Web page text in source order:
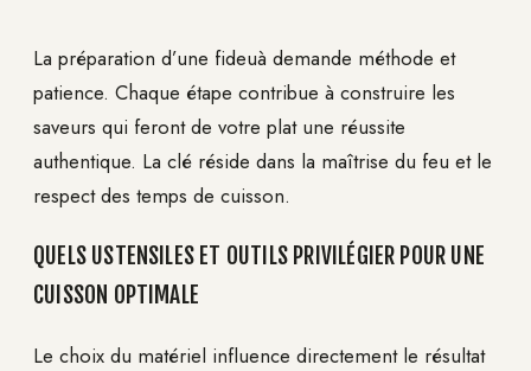
La préparation d’une fideuà demande méthode et
patience. Chaque étape contribue à construire les
saveurs qui feront de votre plat une réussite
authentique. La clé réside dans la maîtrise du feu et le
respect des temps de cuisson.
QUELS USTENSILES ET OUTILS PRIVILÉGIER POUR UNE
CUISSON OPTIMALE
Le choix du matériel influence directement le résultat